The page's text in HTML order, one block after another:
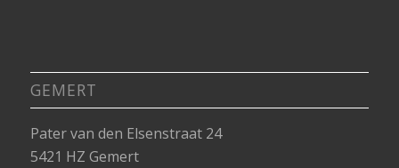
GEMERT
Pater van den Elsenstraat 24
5421 HZ Gemert